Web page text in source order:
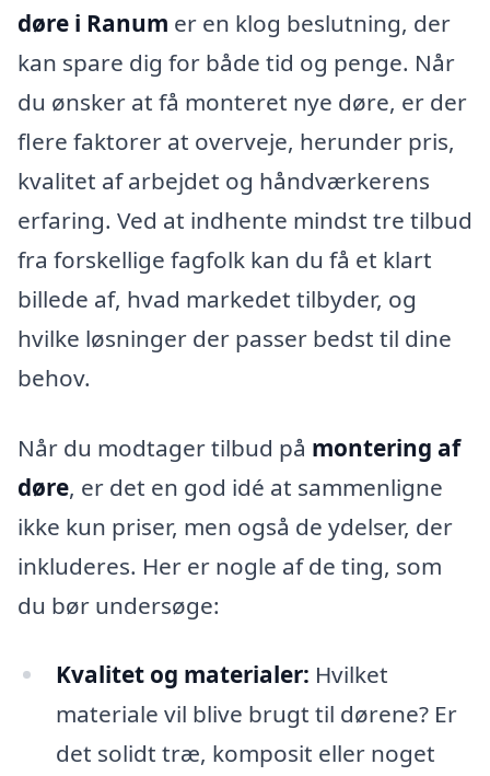
døre i Ranum er en klog beslutning, der
kan spare dig for både tid og penge. Når
du ønsker at få monteret nye døre, er der
flere faktorer at overveje, herunder pris,
kvalitet af arbejdet og håndværkerens
erfaring. Ved at indhente mindst tre tilbud
fra forskellige fagfolk kan du få et klart
billede af, hvad markedet tilbyder, og
hvilke løsninger der passer bedst til dine
behov.
Når du modtager tilbud på montering af
døre, er det en god idé at sammenligne
ikke kun priser, men også de ydelser, der
inkluderes. Her er nogle af de ting, som
du bør undersøge:
Kvalitet og materialer: Hvilket
materiale vil blive brugt til dørene? Er
det solidt træ, komposit eller noget